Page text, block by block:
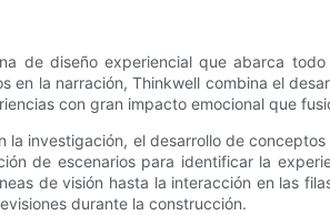
de diseño experiencial que abarca
​​en la narración, Thinkwell combina el
con gran impacto emocional que
investigación, el desarrollo de
de escenarios para identificar la
de visión hasta la interacción en las
durante la construcción.